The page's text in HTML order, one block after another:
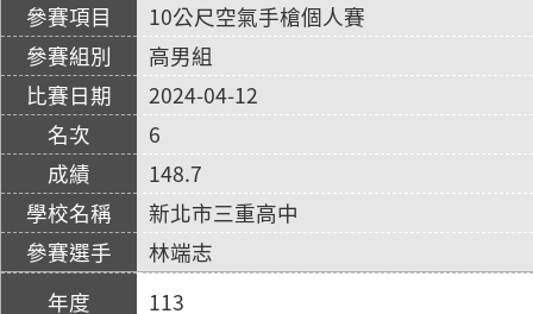
10公尺空氣手槍個人賽
高男組
2024-04-12
6
148.7
新北市三重高中
林端志
113